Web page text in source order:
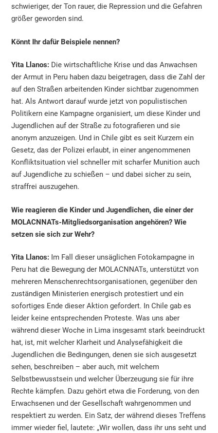
schwieriger, der Ton rauer, die Repression und die Gefahren
größer geworden sind.
Könnt Ihr dafür Beispiele nennen?
Yita Llanos: Die wirtschaftliche Krise und das Anwachsen
der Armut in Peru haben dazu beigetragen, dass die Zahl der
auf den Straßen arbeitenden Kinder sichtbar zugenommen
hat. Als Antwort darauf wurde jetzt von populistischen
Politikern eine Kampagne organisiert, um diese Kinder und
Jugendlichen auf der Straße zu fotografieren und sie
anonym anzuzeigen. Und in Chile gibt es seit Kurzem ein
Gesetz, das der Polizei erlaubt, in einer angenommenen
Konfliktsituation viel schneller mit scharfer Munition auch
auf Jugendliche zu schießen – und dabei sicher zu sein,
straffrei auszugehen.
Wie reagieren die Kinder und Jugendlichen, die einer der
MOLACNNATs-Mitgliedsorganisation angehören? Wie
setzen sie sich zur Wehr?
Yita Llanos:Im Fall dieser unsäglichen Fotokampagne in
Peru hat die Bewegung der MOLACNNATs, unterstützt von
mehreren Menschenrechtsorganisationen, gegenüber den
zuständigen Ministerien energisch protestiert und ein
sofortiges Ende dieser Aktion gefordert. In Chile gab es
leider keine entsprechenden Proteste. Was uns aber
während dieser Woche in Lima insgesamt stark beeindruckt
hat, ist, mit welcher Klarheit und Analysefähigkeit die
Jugendlichen die Bedingungen, denen sie sich ausgesetzt
sehen, beschreiben – aber auch, mit welchem
Selbstbewusstsein und welcher Überzeugung sie für ihre
Rechte kämpfen. Dazu gehört etwa die Forderung, von den
Erwachsenen und der Gesellschaft wahrgenommen und
respektiert zu werden. Ein Satz, der während dieses Treffens
immer wieder fiel, lautete: „Wir wollen, dass ihr uns seht und